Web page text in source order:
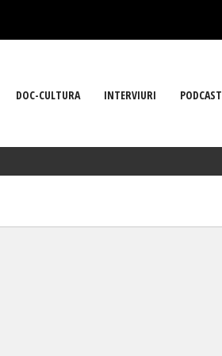
DOC-CULTURA INTERVIURI PODCAST